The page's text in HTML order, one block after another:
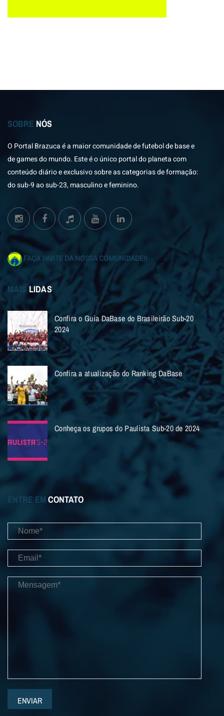
SOBRE NÓS
O Portal Brazuca é a maior comunidade de futebol de base e
de games do mundo. Este é o único portal do planeta com
conteúdo diário e exclusivo sobre as categorias de formação:
do sub-9 ao sub-23, masculino e feminino.
FAÇA PARTE DA NOSSA COMUNIDADE!!
MAIS LIDAS
Confira o Guia DaBase do Brasileirão Sub-20
2024
Confira a atualização do Ranking DaBase
Conheça os grupos do Paulista Sub-20 de 2024
ENTRE EM CONTATO
ENVIAR